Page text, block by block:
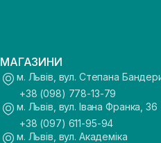
МАГАЗИНИ
м. Львів, вул. Степана
+38 (098) 778-13-79
м. Львів, вул. Івана Франка, 36
+38 (097) 611-95-94
м. Львів, вул. Академіка